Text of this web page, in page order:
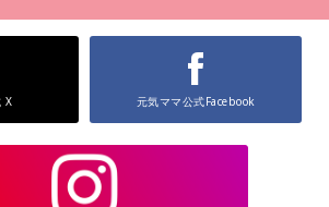
X 元気ママ公式Facebook